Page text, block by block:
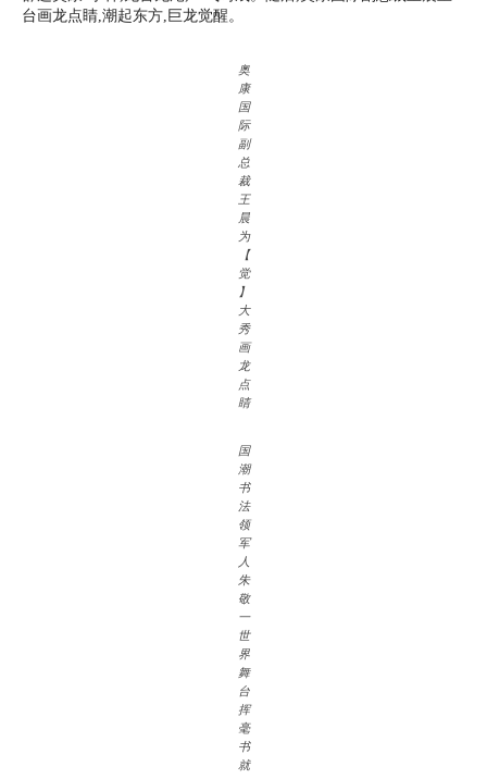
台画龙点睛,潮起东方,巨龙觉醒。
奥
康
国
际
副
总
裁
王
晨
为
【
觉
】
大
秀
画
龙
点
睛
国
潮
书
法
领
军
人
朱
敬
一
世
界
舞
台
挥
毫
书
就